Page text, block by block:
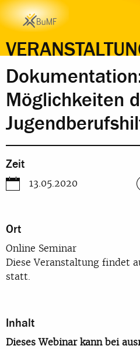
ZEIT ORT
Möglichkeiten
Zeit
13.05.2020
Ort
Online Seminar
Diese Veranstaltung findet
statt.
Inhalt
Dieses Webinar kann bei